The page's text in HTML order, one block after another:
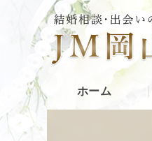
ホーム